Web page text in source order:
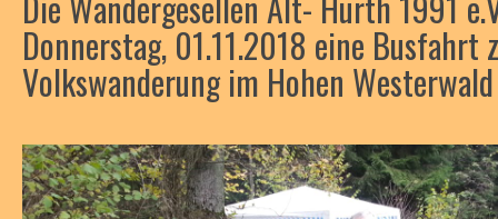
Donnerstag, 01.11.2018 eine Busfahrt
Volkswanderung im Hohen